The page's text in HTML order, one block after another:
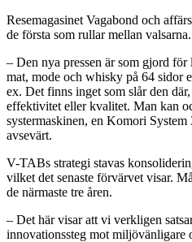
Resemagasinet Vagabond och
de första som rullar mellan valsarna.
– Den nya pressen är som gjord för
mat, mode och whisky på 64 sidor
ex. Det finns inget som slår den
effektivitet eller kvalitet. Man kan
systermaskinen, en Komori
avsevärt.
V-TABs strategi stavas
vilket det senaste förvärvet visar.
de närmaste tre åren.
– Det här visar att vi verkligen
innovationssteg mot miljövänligare